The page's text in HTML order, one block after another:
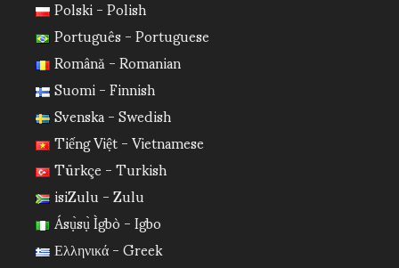
Polski - Polish
Português - Portuguese
Română - Romanian
Suomi - Finnish
Svenska - Swedish
Tiếng Việt - Vietnamese
Türkçe - Turkish
isiZulu - Zulu
Ásụ̀sụ̀ Ìgbò - Igbo
Ελληνικά - Greek